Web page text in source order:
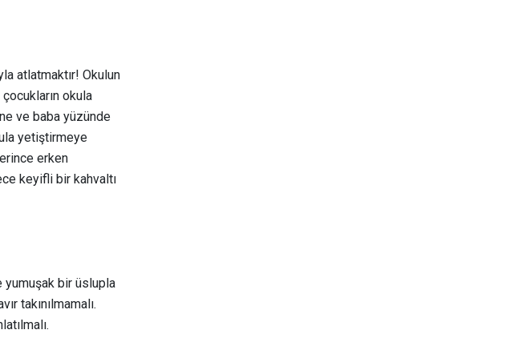
atlatmaktır! Okulun
okula
ve baba yüzünde
yetiştirmeye
erken
keyifli bir kahvaltı
yumuşak bir üslupla
takınılmamalı.